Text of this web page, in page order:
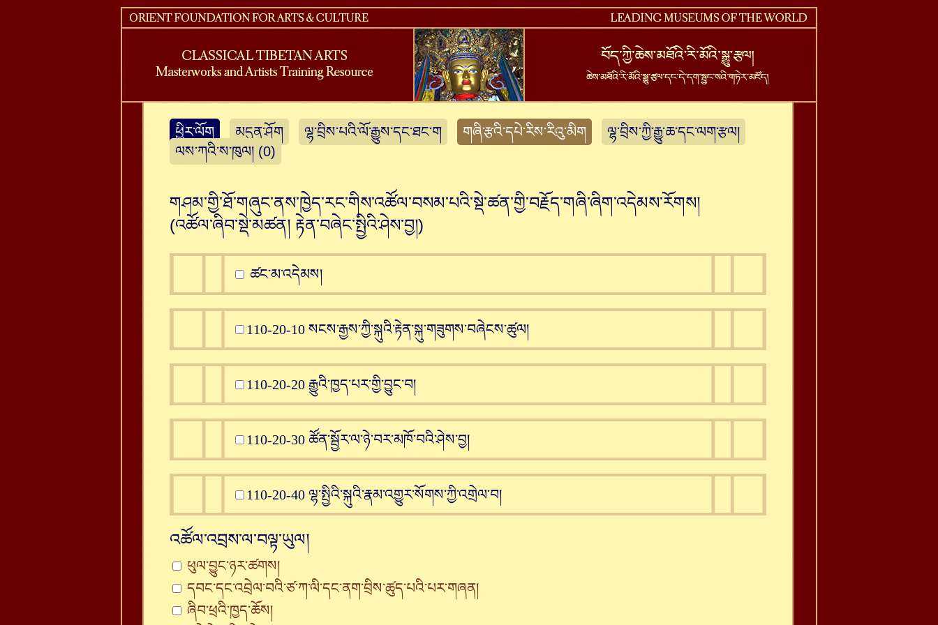
ཕྱིར་ལོག མདུན་ཤོག ལྷ་བྲིས་པའི་ལོ་རྒྱུས་དང་ཐང་ག གཞི་རྩའི་དཔེ་རིས་རིའུ་མིག
ལྷ་བྲིས་ཀྱི་རྒྱུ་ཆ་དང་ལག་རྩལ།
ལས་ཀའི་ས་ཁུལ། (0)
གཤམ་གྱི་ཐོ་གཞུང་ནས་ཁྱེད་རང་གིས་འཚོལ་བསམ་པའི་སྡེ་ཚན་གྱི་བརྗོད་གཞི་ཞིག་འདེམས་རོགས།
(འཚོལ་ཞིབ་སྡེ་མཚན། རྟེན་བཞེང་སྤྱིའི་ཤེས་བྱ།)
ཚང་མ་འདེམས།
110-20-10 སངས་རྒྱས་ཀྱི་སྐུའི་རྟེན་སྐུ་གཟུགས་བཞེངས་ཚུལ།
110-20-20 རྒྱུའི་ཁྱད་པར་གྱི་བྱུང་བ།
110-20-30 ཚོན་སྦྱོར་ལ་ཉེ་བར་མཁོ་བའི་ཤེས་བྱ།
110-20-40 ལྷ་སྤྱིའི་སྐུའི་རྣམ་འགྱུར་སོགས་ཀྱི་འགྲེལ་བ།
འཚོལ་འབྲས་ལ་བལྟ་ཡུལ།
ཕུལ་བྱུང་ཉར་ཚགས།
དབང་དང་འབྲེལ་བའི་ཙ་ཀ་ལི་དང་ནག་བྲིས་ཚུད་པའི་པར་གཞན།
ཞིབ་ཕྲའི་ཁྱད་ཆོས།